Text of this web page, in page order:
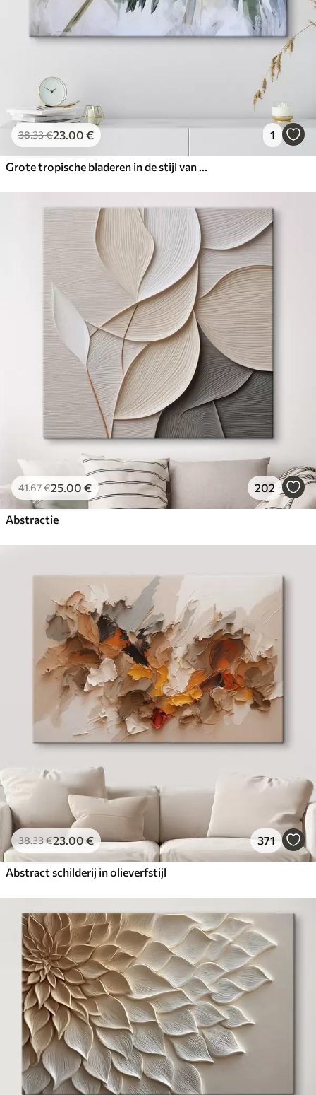
38.33€23.00 € 1
Grote tropische bladeren in de stijl van een schilderij
41.67€25.00 € 202
Abstractie
38.33€23.00€ 371
Abstract schilderij in olieverfstijl